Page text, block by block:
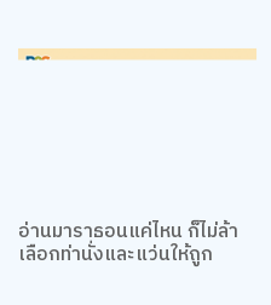
อ่านมาราธอนแค่ไหน ก็ไม่ล้า
เลือกท่านั่งและแว่นให้ถูก